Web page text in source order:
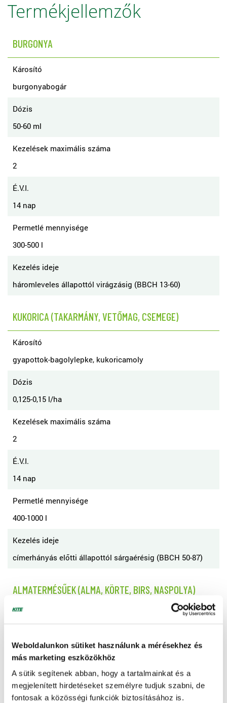
Weboldalunkon sütiket használunk a mérésekhez és
más marketing eszközökhöz
A sütik segítenek abban, hogy a tartalmainkat és a
megjelenített hirdetéseket személyre tudjuk szabni, de
fontosak a közösségi funkciók biztosításához is.
Termékjellemzők
BURGONYA
Károsító
burgonyabogár
Dózis
50-60 ml
Kezelések maximális száma
2
É.V.I.
14 nap
Permetlé mennyisége
300-500 l
Kezelés ideje
háromleveles állapottól virágzásig (BBCH 13-60)
KUKORICA (TAKARMÁNY, VETŐMAG, CSEMEGE)
Károsító
gyapottok-bagolylepke, kukoricamoly
Dózis
0,125-0,15 l/ha
Kezelések maximális száma
2
É.V.I.
14 nap
Permetlé mennyisége
400-1000 l
Kezelés ideje
címerhányás előtti állapottól sárgaérésig (BBCH 50-87)
ALMATERMÉSŰEK (ALMA, KÖRTE, BIRS, NASPOLYA)
Dózis
0,125-0,2 l/ha
Kezelések maximális száma